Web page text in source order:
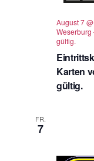
Karten
gültig.
August 7
Weserburg
gültig.
FR.
7